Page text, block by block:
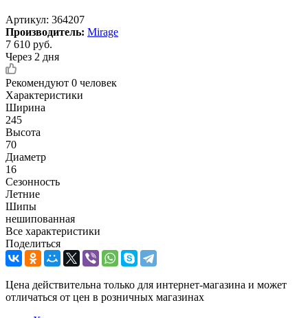
Артикул: 364207
Производитель: Mirage
7 610 руб.
Через 2 дня
Рекомендуют 0 человек
Характеристики
Ширина
245
Высота
70
Диаметр
16
Сезонность
Летние
Шипы
нешипованная
Все характеристики
Поделиться
Цена действительна только для интернет-магазина и может
отличаться от цен в розничных магазинах